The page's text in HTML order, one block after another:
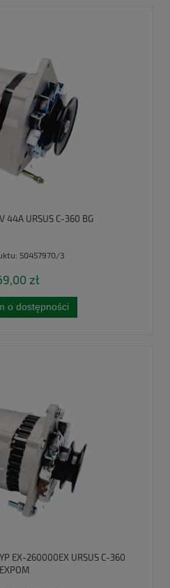
44A URSUS C-360 BG
50457970/3
zł
o dostępności
EX-260000EX URSUS C-360
EXPOM